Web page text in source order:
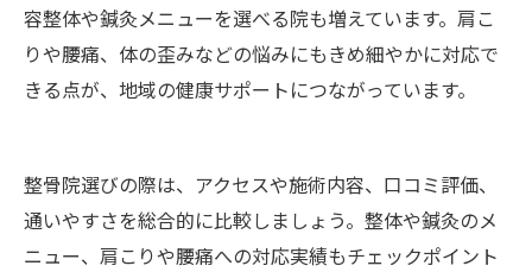
容整体や鍼灸メニューを選べる院も増えています。肩こ
りや腰痛、体の歪みなどの悩みにもきめ細やかに対応で
きる点が、地域の健康サポートにつながっています。
整骨院選びの際は、アクセスや施術内容、口コミ評価、
通いやすさを総合的に比較しましょう。整体や鍼灸のメ
ニュー、肩こりや腰痛への対応実績もチェックポイント